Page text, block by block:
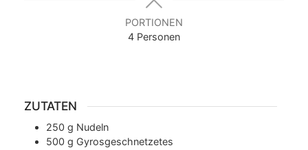
PORTIONEN
4 Personen
ZUTATEN
250 g Nudeln
500 g Gyrosgeschnetzetes